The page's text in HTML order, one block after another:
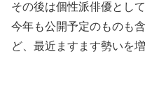
その後は個性派俳優とし
今年も公開予定のものも
ど、最近ますます勢いを